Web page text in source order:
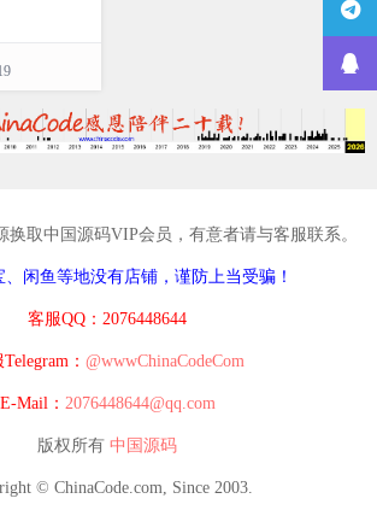
换取中国源码VIP会员，有意者请与客服联系。
闲鱼等地没有店铺，谨防上当受骗！
客服QQ：2076448644
： @wwwChinaCodeCom
E-Mail： 2076448644@qq.com
版权所有 中国源码
© ChinaCode.com, Since 2003.